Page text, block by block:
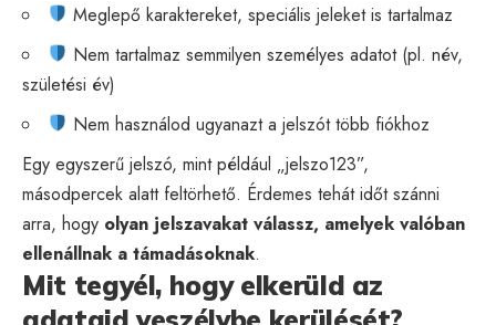
Meglepő karaktereket, speciális jeleket is tartalmaz
Nem tartalmaz semmilyen személyes adatot (pl. név,
születési év)
Nem használod ugyanazt a jelszót több fiókhoz
Egy egyszerű jelszó, mint például „jelszo123”,
másodpercek alatt feltörhető. Érdemes tehát időt szánni
arra, hogy olyan jelszavakat válassz, amelyek valóban
ellenállnak a támadásoknak.
Mit tegyél, hogy elkerüld az